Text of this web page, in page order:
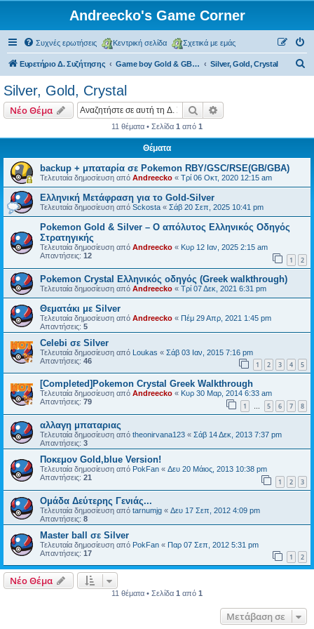
Andreecko's Game Corner
Συχνές ερωτήσεις Κεντρική σελίδα Σχετικά με εμάς
Ευρετήριο Δ. Συζήτησης Game boy Gold & GB Color Silver, Gold, Crystal
Silver, Gold, Crystal
Νέο Θέμα Αναζήτηση
11 θέματα • Σελίδα 1 από 1
Θέματα
backup + μπαταρία σε Pokemon RBY/GSC/RSE(GB/GBA)
Τελευταία δημοσίευση από Andreecko « Τρί 06 Οκτ, 2020 12:15 am
Ελληνική Μετάφραση για το Gold-Silver
Τελευταία δημοσίευση από Sckosta « Σάβ 20 Σεπ, 2025 10:41 pm
Pokemon Gold & Silver – Ο απόλυτος Ελληνικός Οδηγός
Στρατηγικής
Τελευταία δημοσίευση από Andreecko « Κυρ 12 Ιαν, 2025 2:15 am
Απαντήσεις: 12 1 2
Pokemon Crystal Ελληνικός οδηγός (Greek walkthrough)
Τελευταία δημοσίευση από Andreecko « Τρί 07 Δεκ, 2021 6:31 pm
Θεματάκι με Silver
Τελευταία δημοσίευση από Andreecko « Πέμ 29 Απρ, 2021 1:45 pm
Απαντήσεις: 5
Celebi σε Silver
Τελευταία δημοσίευση από Loukas « Σάβ 03 Ιαν, 2015 7:16 pm
Απαντήσεις: 46 1 2 3 4 5
[Completed]Pokemon Crystal Greek Walkthrough
Τελευταία δημοσίευση από Andreecko « Κυρ 30 Μαρ, 2014 6:33 am
Απαντήσεις: 79 1 … 5 6 7 8
αλλαγη μπαταριας
Τελευταία δημοσίευση από theonirvana123 « Σάβ 14 Δεκ, 2013 7:37 pm
Απαντήσεις: 3
Ποκεμον Gold,blue Version!
Τελευταία δημοσίευση από PokFan « Δευ 20 Μάιος, 2013 10:38 pm
Απαντήσεις: 21 1 2 3
Ομάδα Δεύτερης Γενιάς...
Τελευταία δημοσίευση από tarnumjg « Δευ 17 Σεπ, 2012 4:09 pm
Απαντήσεις: 8
Master ball σε Silver
Τελευταία δημοσίευση από PokFan « Παρ 07 Σεπ, 2012 5:31 pm
Απαντήσεις: 17 1 2
Νέο Θέμα
11 θέματα • Σελίδα 1 από 1
Μετάβαση σε